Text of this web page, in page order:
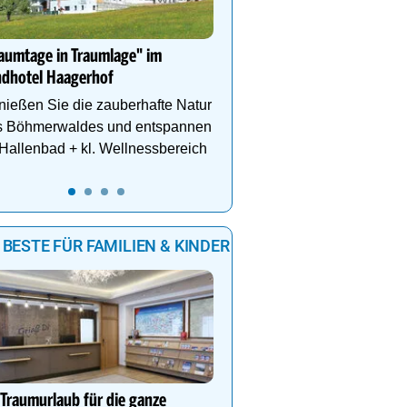
1
in Traumlage" im
Haagerhof
Sie die zauberhafte Natur
Böhmerwaldes und entspannen
+ kl. Wellnessbereich
FÜR FAMILIEN & KINDER
Traumurlaub für die ganze